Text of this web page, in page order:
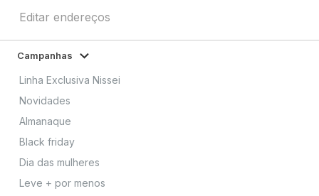
Editar endereços
Campanhas
Linha Exclusiva Nissei
Novidades
Almanaque
Black friday
Dia das mulheres
Leve + por menos